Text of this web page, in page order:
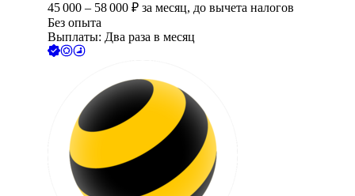
45 000 – 58 000 ₽ за месяц, до вычета налогов
Без опыта
Выплаты: Два раза в месяц